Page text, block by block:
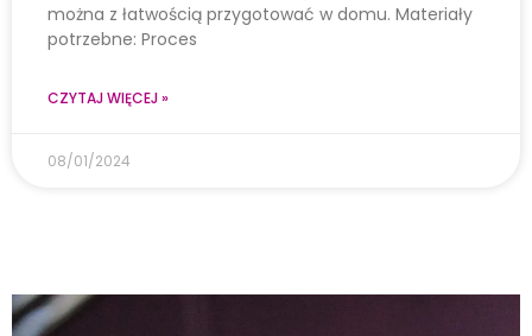
można z łatwością przygotować w domu. Materiały
potrzebne: Proces
CZYTAJ WIĘCEJ »
08/01/2024